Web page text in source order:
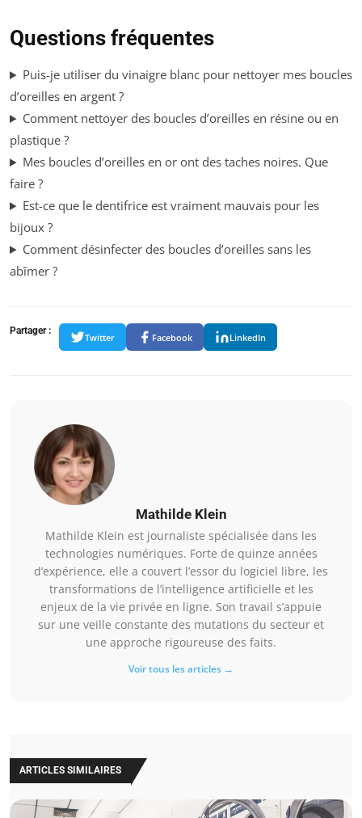
Questions fréquentes
Puis-je utiliser du vinaigre blanc pour nettoyer mes boucles
d’oreilles en argent ?
Comment nettoyer des boucles d’oreilles en résine ou en
plastique ?
Mes boucles d’oreilles en or ont des taches noires. Que
faire ?
Est-ce que le dentifrice est vraiment mauvais pour les
bijoux ?
Comment désinfecter des boucles d’oreilles sans les
abîmer ?
Partager :
Twitter Facebook LinkedIn
Mathilde Klein
Mathilde Klein est journaliste spécialisée dans les
technologies numériques. Forte de quinze années
d’expérience, elle a couvert l’essor du logiciel libre, les
transformations de l’intelligence artificielle et les
enjeux de la vie privée en ligne. Son travail s’appuie
sur une veille constante des mutations du secteur et
une approche rigoureuse des faits.
Voir tous les articles →
ARTICLES SIMILAIRES